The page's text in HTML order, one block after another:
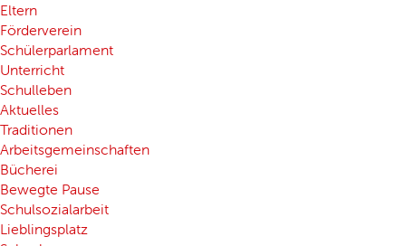
Eltern
Förderverein
Schülerparlament
Unterricht
Schulleben
Aktuelles
Traditionen
Arbeitsgemeinschaften
Bücherei
Bewegte Pause
Schulsozialarbeit
Lieblingsplatz